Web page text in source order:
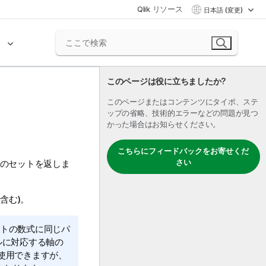
Qlik リソース 日本語 (変更)
このページは役に立ちましたか?
このページまたはコンテンツにタイポ、ステ
ップの省略、技術的エラーなどの問題が見つ
かった場合はお知らせください。
こちらにフィードバックをお寄せくだ
さい
セットを返しま
む)。
の数式に同じパ
対応する軸の
できますが、